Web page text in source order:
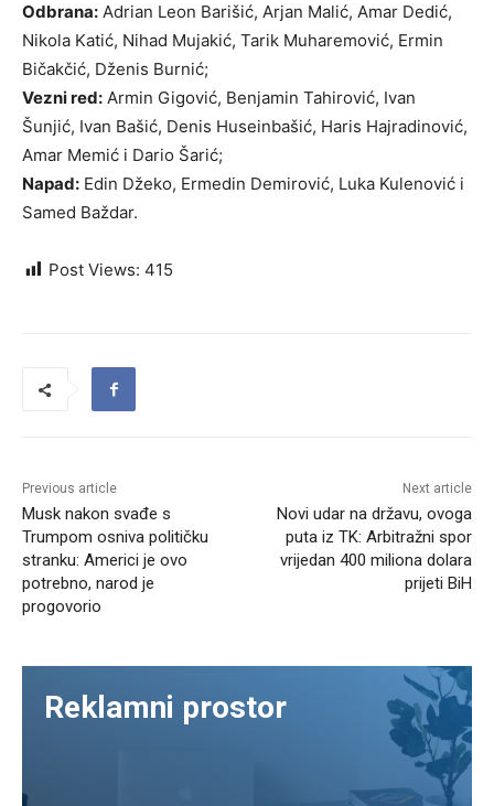
Odbrana: Adrian Leon Barišić, Arjan Malić, Amar Dedić,
Nikola Katić, Nihad Mujakić, Tarik Muharemović, Ermin
Bičakčić, Dženis Burnić;
Vezni red: Armin Gigović, Benjamin Tahirović, Ivan
Šunjić, Ivan Bašić, Denis Huseinbašić, Haris Hajradinović,
Amar Memić i Dario Šarić;
Napad: Edin Džeko, Ermedin Demirović, Luka Kulenović i
Samed Baždar.
Post Views: 415
Previous article
Musk nakon svađe s
Trumpom osniva političku
stranku: Americi je ovo
potrebno, narod je
progovorio
Next article
Novi udar na državu, ovoga
puta iz TK: Arbitražni spor
vrijedan 400 miliona dolara
prijeti BiH
Reklamni prostor